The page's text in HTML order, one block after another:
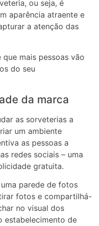
ou seja, é
aparência atraente e
a atenção das
mais pessoas vão
do seu
da marca
as sorveterias a
um ambiente
as pessoas a
redes sociais – uma
gratuita.
parede de fotos
fotos e compartilhá-
no visual dos
estabelecimento de